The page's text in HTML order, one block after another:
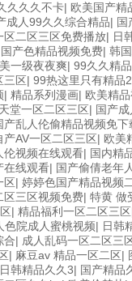
久久久不卡| 欧美国产精
成人99久久综合精品| 国
区二区三区免费播放| 日
国产色精品视频免费| 韩
一级夜夜爽| 99久久精
三区| 99热这里只有精品
| 精品系列漫画| 欧美精
堂一区二区三区| 国产
产乱人伦偷精品视频免下
产AV一区二区三区| 欧美
伦视频在线观看| 国内精
在线观看| 国产偷倩老年人
区| 婷婷色国产精品视频
区三区视频免费| 特黄 做
| 精品福利一区二区三区
色院成人蜜桃视频| 日韩
合| 成人乱码一区二区三
| 麻豆av 精品一区二区|
韩精品久久3| 国产精品